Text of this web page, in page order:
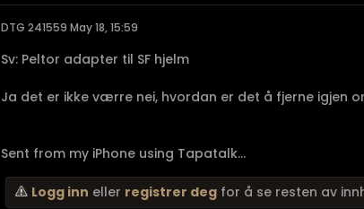
DTG 241559 May 18, 15:59
Sv: Peltor adapter til SF hjelm
Ja det er ikke værre nei, hvordan er det å fjerne igjen
Sent from my iPhone using Tapatalk...
Logg inn eller registrer deg for å se resten av